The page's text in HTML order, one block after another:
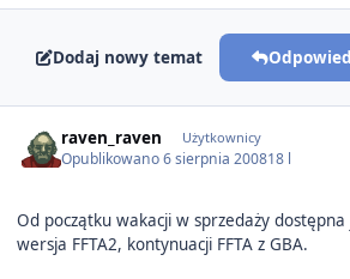
Dodaj nowy temat
raven_raven Użytkownicy
Opublikowano6 sierpnia 200818 l
Od początku wakacji w sprzedaży dostępna
wersja FFTA2, kontynuacji FFTA z GBA.